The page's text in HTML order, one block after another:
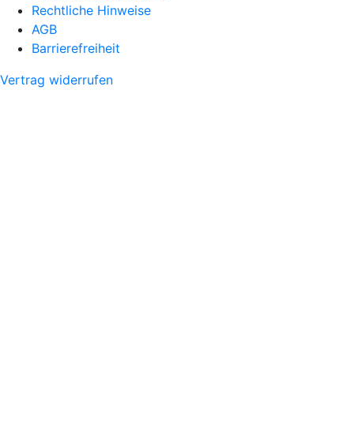
Rechtliche Hinweise
AGB
Barrierefreiheit
Vertrag widerrufen